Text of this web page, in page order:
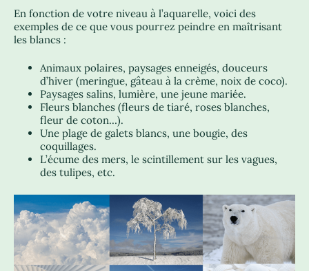
En fonction de votre niveau à l’aquarelle, voici des
exemples de ce que vous pourrez peindre en maîtrisant
les blancs :
Animaux polaires, paysages enneigés, douceurs
d’hiver (meringue, gâteau à la crème, noix de coco).
Paysages salins, lumière, une jeune mariée.
Fleurs blanches (fleurs de tiaré, roses blanches,
fleur de coton…).
Une plage de galets blancs, une bougie, des
coquillages.
L’écume des mers, le scintillement sur les vagues,
des tulipes, etc.